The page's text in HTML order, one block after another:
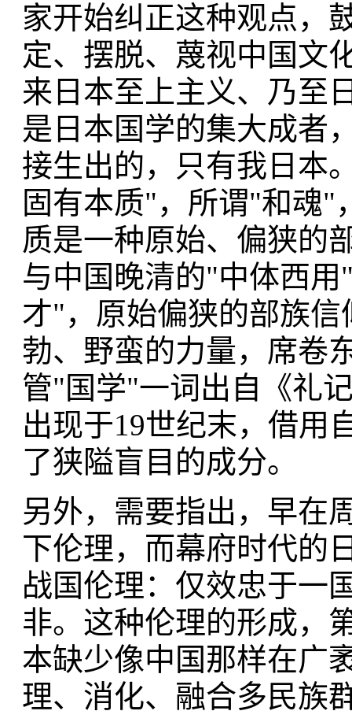
家开始纠正这种观点，
定、摆脱、蔑视中国文
来日本至上主义、乃至
是日本国学的集大成者
接生出的，只有我日本
固有本质"，所谓"和魂"
质是一种原始、偏狭的
与中国晚清的"中体西
才"，原始偏狭的部族
勃、野蛮的力量，席卷
管"国学"一词出自《礼
出现于19世纪末，借用
了狭隘盲目的成分。
另外，需要指出，早在
下伦理，而幕府时代的
战国伦理：仅效忠于一
非。这种伦理的形成，
本缺少像中国那样在广
理、消化、融合多民族